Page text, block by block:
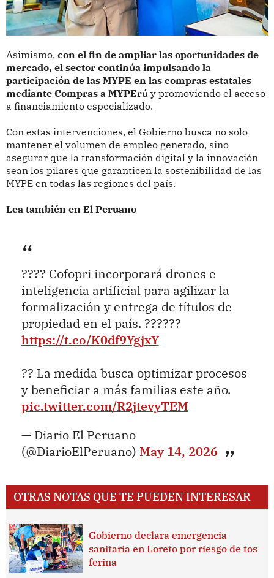
Asimismo, con el fin de ampliar las oportunidades de
mercado, el sector continúa impulsando la
participación de las MYPE en las compras estatales
mediante Compras a MYPErúy promoviendo el acceso
a financiamiento especializado.
Con estas intervenciones, el Gobierno busca no solo
mantener el volumen de empleo generado, sino
asegurar que la transformación digital y la innovación
sean los pilares que garanticen la sostenibilidad de las
MYPE en todas las regiones del país.
Lea también en El Peruano
???? Cofopri incorporará drones e
inteligencia artificial para agilizar la
formalización y entrega de títulos de
propiedad en el país. ??????
https://t.co/K0df9YgjxY
?? La medida busca optimizar procesos
y beneficiar a más familias este año.
pic.twitter.com/R2jtevyTEM
— Diario El Peruano
(@DiarioElPeruano) May 14, 2026
OTRAS NOTAS QUE TE PUEDEN INTERESAR
Gobierno declara emergencia
sanitaria en Loreto por riesgo de tos
ferina